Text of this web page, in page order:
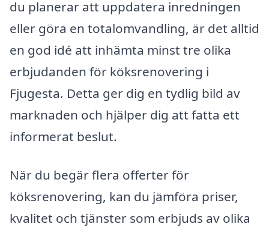
du planerar att uppdatera inredningen
eller göra en totalomvandling, är det alltid
en god idé att inhämta minst tre olika
erbjudanden för köksrenovering i
Fjugesta. Detta ger dig en tydlig bild av
marknaden och hjälper dig att fatta ett
informerat beslut.
När du begär flera offerter för
köksrenovering, kan du jämföra priser,
kvalitet och tjänster som erbjuds av olika